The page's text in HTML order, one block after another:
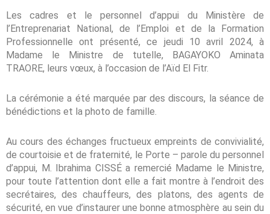
Les cadres et le personnel d’appui du Ministère de
l’Entreprenariat National, de l’Emploi et de la Formation
Professionnelle ont présenté, ce jeudi 10 avril 2024, à
Madame le Ministre de tutelle, BAGAYOKO Aminata
TRAORE, leurs vœux, à l’occasion de l’Aïd El Fitr.
La cérémonie a été marquée par des discours, la séance de
bénédictions et la photo de famille.
Au cours des échanges fructueux empreints de convivialité,
de courtoisie et de fraternité, le Porte – parole du personnel
d’appui, M. Ibrahima CISSÉ a remercié Madame le Ministre,
pour toute l’attention dont elle a fait montre à l’endroit des
secrétaires, des chauffeurs, des platons, des agents de
sécurité, en vue d’instaurer une bonne atmosphère au sein du